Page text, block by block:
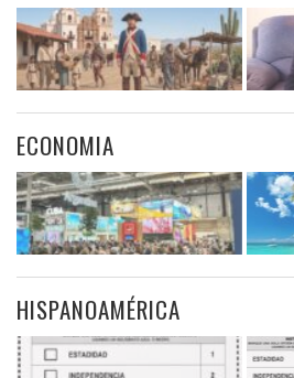
ECONOMIA
HISPANOAMÉRICA